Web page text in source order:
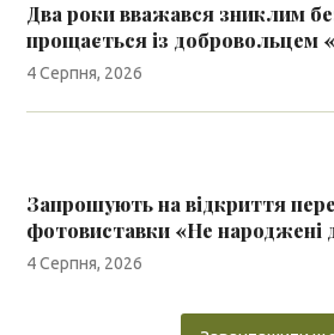
Два роки вважався зниклим
прощається із добровольцем
4 Серпня, 2026
Запрошують на відкриття
фотовиставки «Не народжені
4 Серпня, 2026